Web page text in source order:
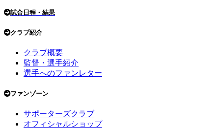
試合日程・結果
クラブ紹介
クラブ概要
監督・選手紹介
選手へのファンレター
ファンゾーン
サポーターズクラブ
オフィシャルショップ